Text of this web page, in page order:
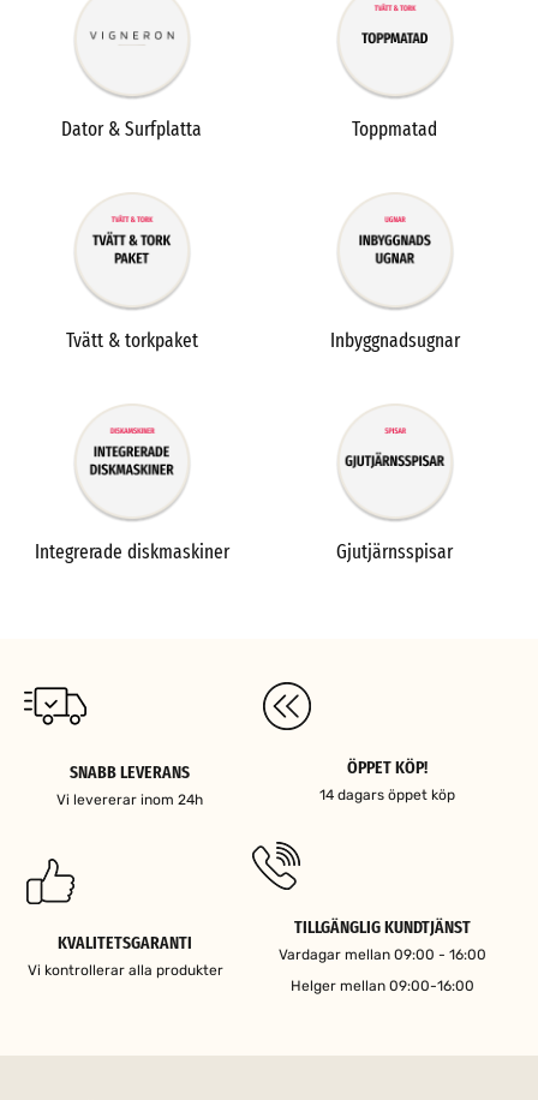
Dator & Surfplatta Toppmatad
Tvätt & torkpaket Inbyggnadsugnar
Integrerade diskmaskiner Gjutjärnsspisar
SNABB LEVERANS
Vi levererar inom 24h
ÖPPET KÖP!
14 dagars öppet köp
KVALITETSGARANTI
Vi kontrollerar alla produkter
TILLGÄNGLIG KUNDTJÄNST
Vardagar mellan 09:00 - 16:00
Helger mellan 09:00-16:00